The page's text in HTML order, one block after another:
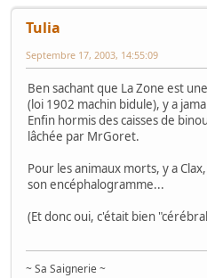
Tulia
Septembre 17, 2003, 14:55:09
Ben sachant que La Zone est
(loi 1902 machin bidule), y a
Enfin hormis des caisses de
lâchée par MrGoret.
Pour les animaux morts, y a
son encéphalogramme...
(Et donc oui, c'était bien
~ Sa Saignerie ~